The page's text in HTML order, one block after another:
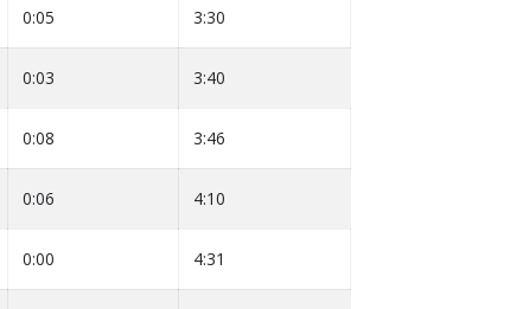
0:05 3:30
0:03 3:40
0:08 3:46
0:06 4:10
0:00 4:31